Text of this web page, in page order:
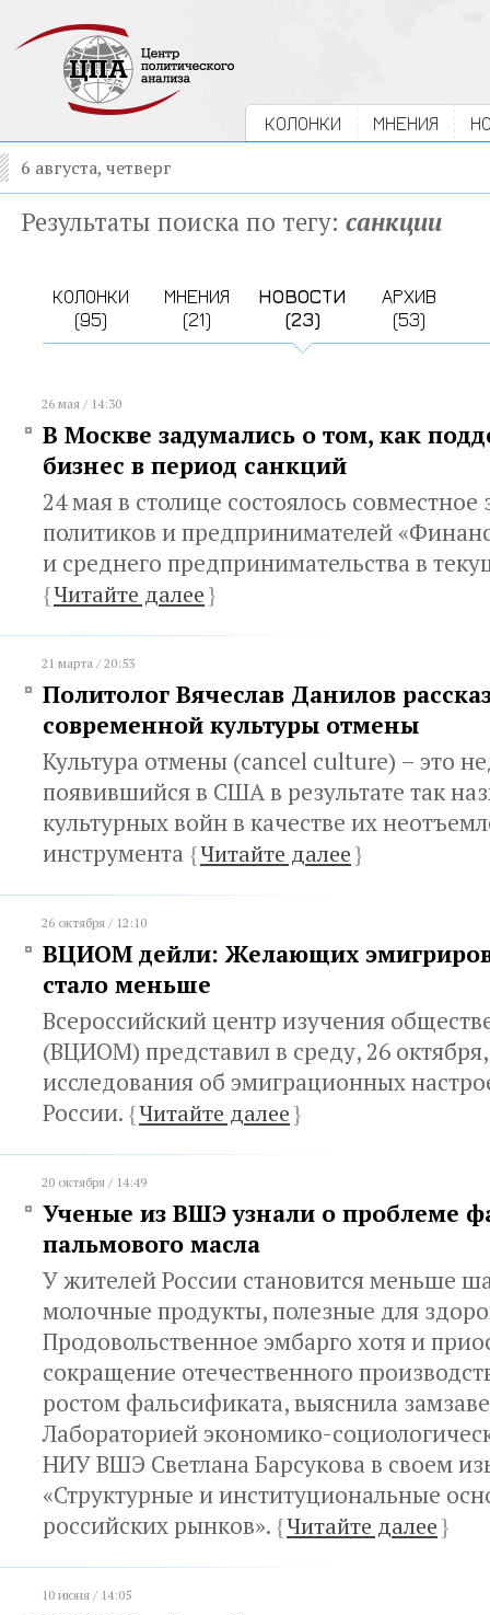
КОЛОНКИ МНЕНИЯ
6 августа, четверг
Результаты поиска по тегу: санкции
КОЛОНКИ
(95)
МНЕНИЯ
(21)
НОВОСТИ
(23)
АРХИВ
(53)
26 мая / 14:30
В Москве задумались о том, как
бизнес в период санкций
24 мая в столице состоялось совместное
политиков и предпринимателей
и среднего предпринимательства в
{Читайте далее}
21 марта / 20:53
Политолог Вячеслав Данилов
современной культуры отмены
Культура отмены (cancel culture) – это
появившийся в США в результате так
культурных войн в качестве их
инструмента {Читайте далее}
26 октября / 12:10
ВЦИОМ дейли: Желающих
стало меньше
Всероссийский центр изучения
(ВЦИОМ) представил в среду, 26
исследования об эмиграционных
России. {Читайте далее}
20 октября / 14:49
Ученые из ВШЭ узнали о проблеме
пальмового масла
У жителей России становится меньше
молочные продукты, полезные для
Продовольственное эмбарго хотя и
сокращение отечественного
ростом фальсификата, выяснила
Лабораторией экономико-
НИУ ВШЭ Светлана Барсукова в своем
«Структурные и институциональные
российских рынков». {Читайте далее}
10 июня / 14:05